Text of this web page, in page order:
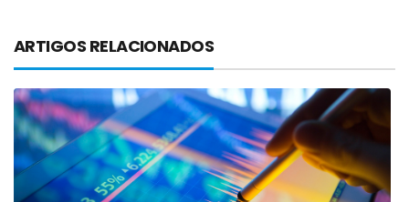
ARTIGOS RELACIONADOS